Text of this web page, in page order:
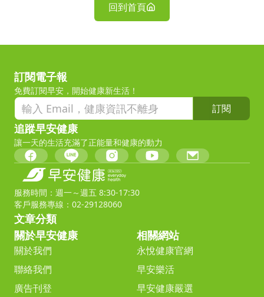
回到首頁
訂閱電子報
免費訂閱早安，開始健康新生活！
訂閱
追蹤早安健康
讓一天的生活充滿了正能量和健康的動力
服務時間：週一～週五 8:30-17:30
客戶服務專線：02-29128060
文章分類
關於早安健康
關於我們
聯絡我們
廣告刊登
相關網站
永悅健康官網
早安樂活
早安健康嚴選